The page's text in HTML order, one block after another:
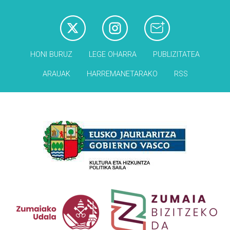
HONI BURUZ LEGE OHARRA PUBLIZITATEA
ARAUAK HARREMANETARAKO RSS